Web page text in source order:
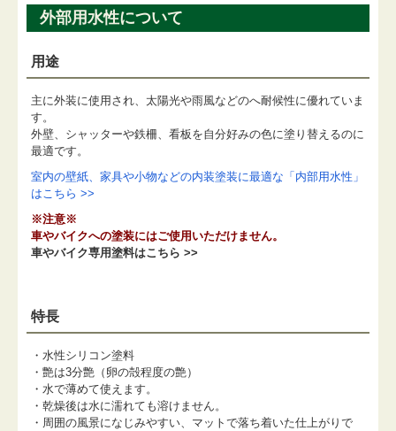
外部用水性について
用途
主に外装に使用され、太陽光や雨風などのへ耐候性に優れていま
す。
外壁、シャッターや鉄柵、看板を自分好みの色に塗り替えるのに
最適です。
室内の壁紙、家具や小物などの内装塗装に最適な「内部用水性」
はこちら >>
※注意※
車やバイクへの塗装にはご使用いただけません。
車やバイク専用塗料はこちら >>
特長
・水性シリコン塗料
・艶は3分艶（卵の殻程度の艶）
・水で薄めて使えます。
・乾燥後は水に濡れても溶けません。
・周囲の風景になじみやすい、マットで落ち着いた仕上がりで